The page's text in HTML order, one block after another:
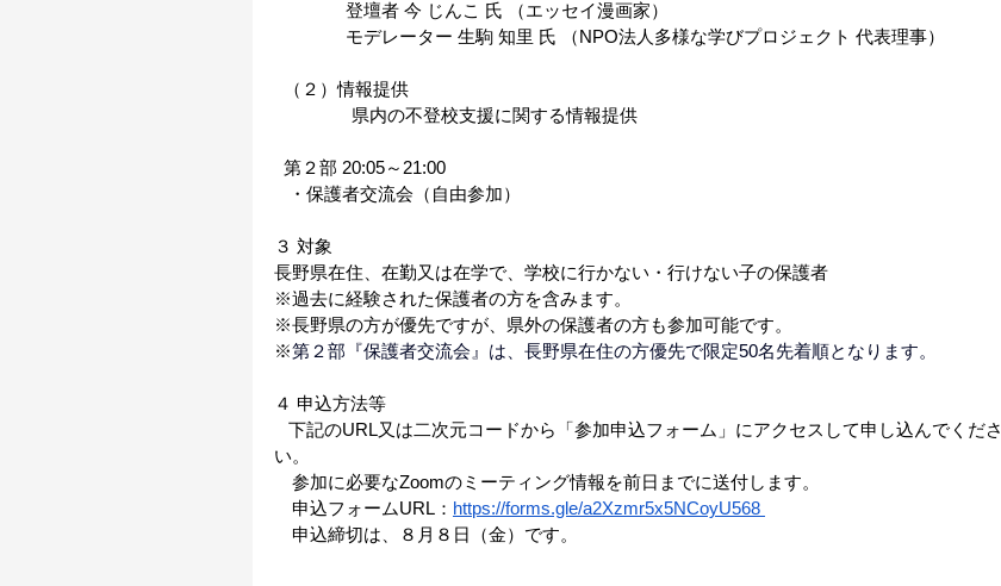
登壇者 今 じんこ 氏 （エッセイ漫画家）
モデレーター 生駒 知里 氏 （NPO法人多様な学びプロジェクト 代表理事）
（２）情報提供
県内の不登校支援に関する情報提供
第２部 20:05～21:00
・保護者交流会（自由参加）
３ 対象
長野県在住、在勤又は在学で、学校に行かない・行けない子の保護者
※過去に経験された保護者の方を含みます。
※長野県の方が優先ですが、県外の保護者の方も参加可能です。
※第２部『保護者交流会』は、長野県在住の方優先で限定50名先着順となります。
４ 申込方法等
下記のURL又は二次元コードから「参加申込フォーム」にアクセスして申し込んでくださ
い。
参加に必要なZoomのミーティング情報を前日までに送付します。
申込フォームURL： https://forms.gle/a2Xzmr5x5NCoyU568
申込締切は、８月８日（金）です。